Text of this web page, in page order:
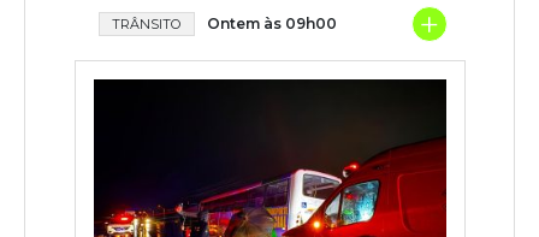
TRÂNSITO Ontem às 09h00 +